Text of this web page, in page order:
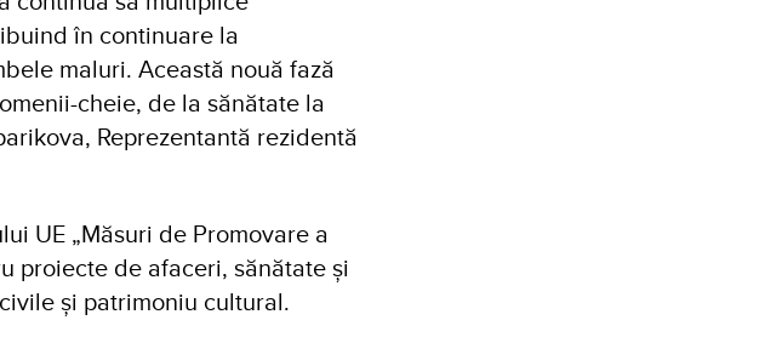
în continuare la
maluri. Această nouă fază
cheie, de la sănătate la
Reprezentantă rezidentă
UE „Măsuri de Promovare a
proiecte de afaceri, sănătate și
și patrimoniu cultural.